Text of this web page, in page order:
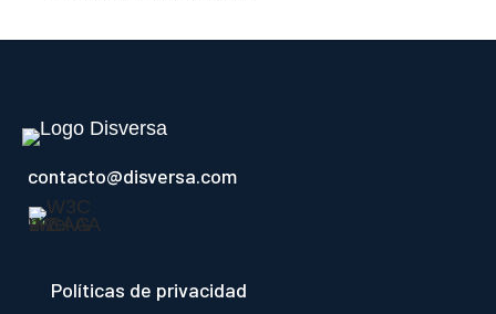
contacto@disversa.com
Políticas de privacidad